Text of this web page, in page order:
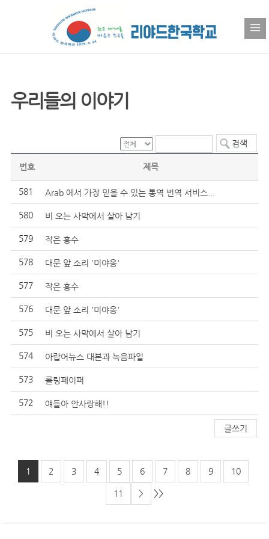
우리들의 이야기
번호 제목
581 Arab 에서 가장 믿을 수 있는 통역 번역 서비스...
580 비 오는 사막에서 살아 남기
579 작은 홍수
578 대문 앞 소리 '미야옹'
577 작은 홍수
576 대문 앞 소리 '미야옹'
575 비 오는 사막에서 살아 남기
574 아랍어뉴스 대본과 녹음파일
573 롤링페이퍼
572 얘들아 안사랑해!!
글쓰기
1 2 3 4 5 6 7 8 9 10
11 > >>